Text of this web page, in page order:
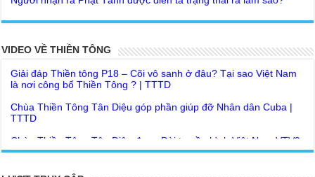
Lục Diệu Pháp Môn
Tu theo Thiền tông phải bỏ hết sao?
Đức Phật Hoàng Trần Nhân Tông dạy con trong buổi lễ truyền
VIDEO VỀ THIỀN TÔNG
Nguyễn Nhân nói gì?
Giải đáp Thiền tông P18 – Cõi vô sanh ở đâu? Tại sao Việt Nam
là nơi công bố Thiền Tông ? | TTTD
Chùa Thiền Tông Tân Diệu góp phần giúp đỡ Nhân dân Cuba |
TTTD
Chùa Thiền Tông Tân Diệu được Đài truyền hình Việt Nam VTV9
phỏng vấn trực tiếp
| TTTD